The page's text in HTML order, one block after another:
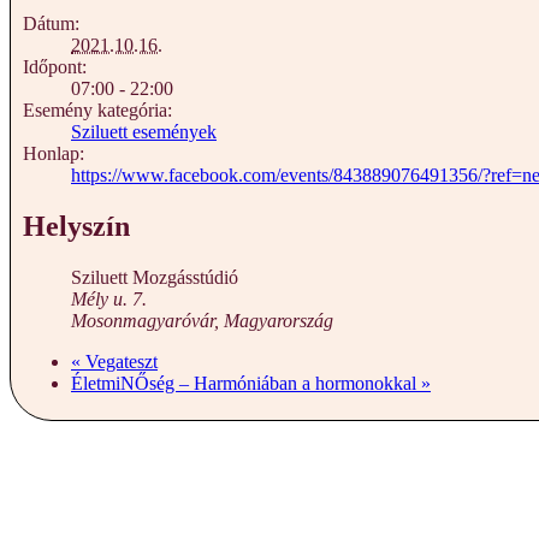
Dátum:
2021.10.16.
Időpont:
07:00 - 22:00
Esemény kategória:
Sziluett események
Honlap:
https://www.facebook.com/events/843889076491356/
Helyszín
Sziluett Mozgásstúdió
Mély u. 7.
Mosonmagyaróvár, Magyarország
« Vegateszt
ÉletmiNŐség – Harmóniában a hormonokkal »